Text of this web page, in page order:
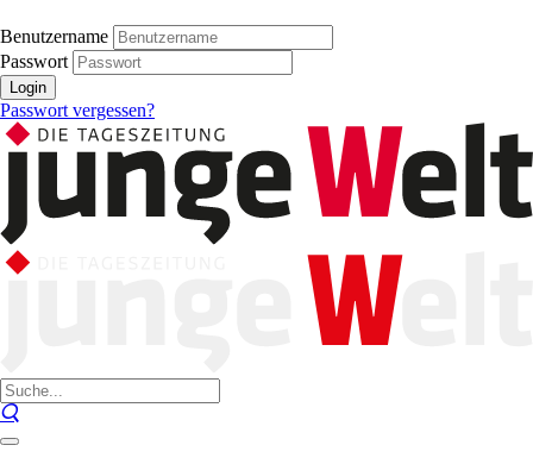
Benutzername
Passwort
Login
Passwort vergessen?